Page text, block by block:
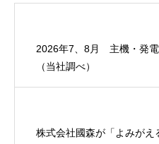
2026年7、8月 主機・発
（当社調べ）
株式会社國森が「よみがえ